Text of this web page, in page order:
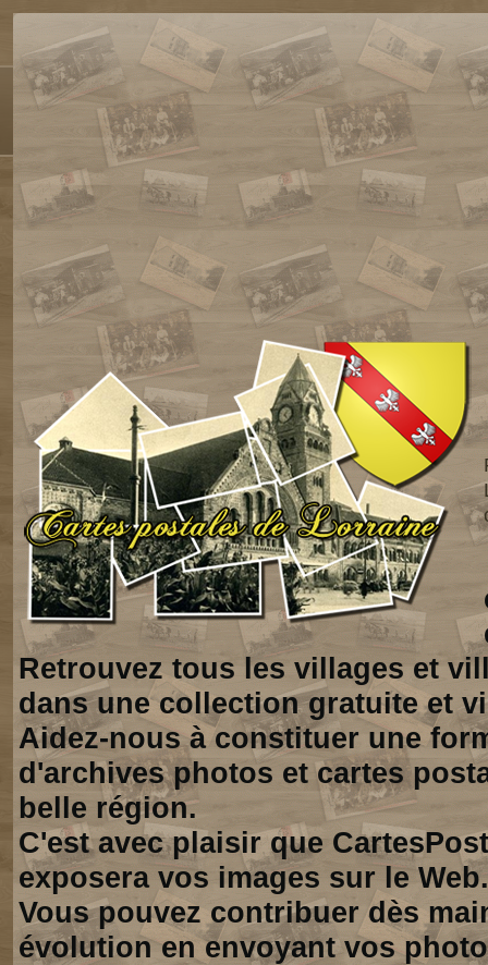
Retrouvez tous les villages et
dans une collection gratuite et
Aidez-nous à constituer une
d'archives photos et cartes
belle région.
C'est avec plaisir que
exposera vos images sur le Web.
Vous pouvez contribuer dès
évolution en envoyant vos